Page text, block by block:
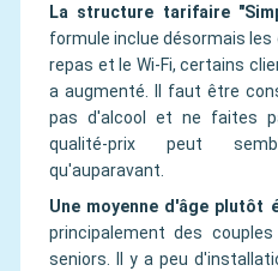
La structure tarifaire
formule inclue désormais
repas et le Wi-Fi, certains
a augmenté. Il faut être
pas d'alcool et ne faites
qualité-prix peut
qu'auparavant.
Une moyenne d'âge plutôt
principalement des
seniors. Il y a peu